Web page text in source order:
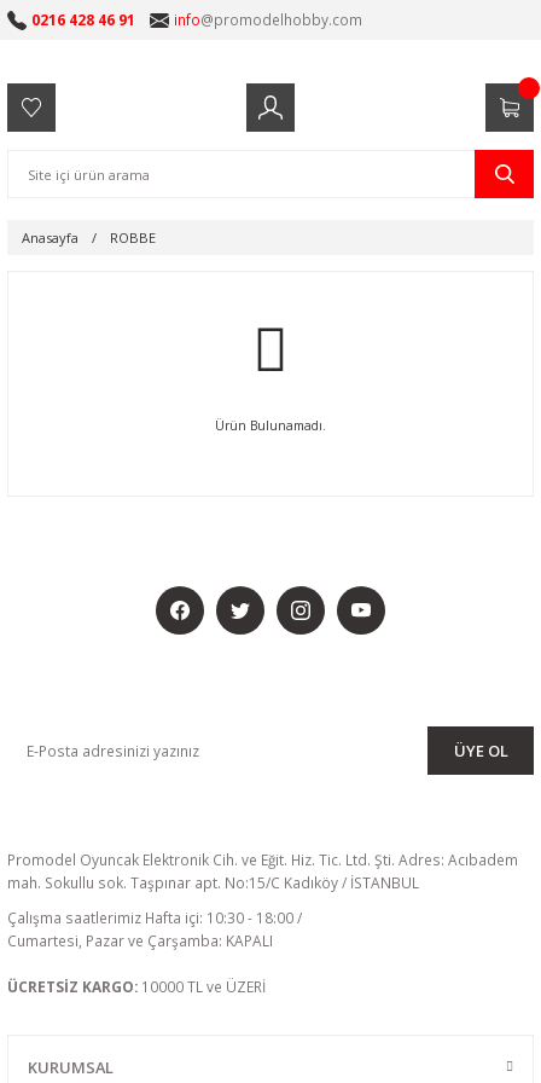
0216 428 46 91 info@promodelhobby.com
Anasayfa ROBBE
Ürün Bulunamadı.
ÜYE OL
Promodel Oyuncak Elektronik Cih. ve Eğit. Hiz. Tic. Ltd. Şti. Adres: Acıbadem
mah. Sokullu sok. Taşpınar apt. No:15/C Kadıköy / İSTANBUL
Çalışma saatlerimiz Hafta içi: 10:30 - 18:00 /
Cumartesi, Pazar ve Çarşamba: KAPALI
ÜCRETSİZ KARGO: 10000 TL ve ÜZERİ
KURUMSAL